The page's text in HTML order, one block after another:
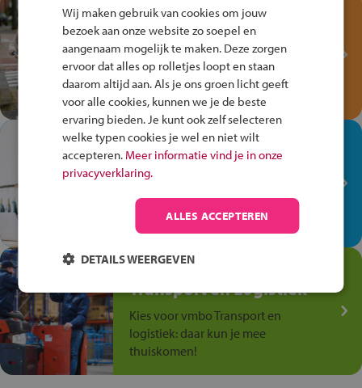
Test je kennis met het
Fiets Veilig
Verkeersspel!
Speel het Fiets Veilig Verkeersspel
en win een Cortina-fiets!
In de winkel ben je op je
plek!
op de winkelvloer, waar elke dag
anders is!
Jouw talent in de
Transport en Logistiek
Kies voor vmbo Transport en
logistiek: daar kun je mee
thuiskomen!
Wij maken gebruik van cookies om jouw
bezoek aan onze website zo soepel en
aangenaam mogelijk te maken. Deze zorgen
ervoor dat alles op rolletjes loopt en staan
daarom altijd aan. Als je ons groen licht geeft
voor alle cookies, kunnen we je de beste
ervaring bieden. Je kunt ook zelf selecteren
welke typen cookies je wel en niet wilt
accepteren. Meer informatie vind je in onze
privacyverklaring.
ALLES ACCEPTEREN
DETAILS WEERGEVEN